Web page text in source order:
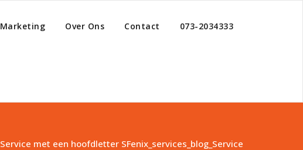
Marketing Over Ons Contact 073-2034333
Service met een hoofdletter SFenix_services_blog_Service